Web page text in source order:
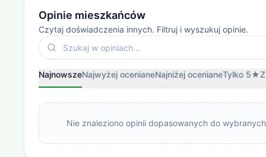
Opinie mieszkańców
Czytaj doświadczenia innych. Filtruj i wyszukuj opinie.
NajnowszeNajwyżej ocenianeNajniżej ocenianeTylko 5★
Nie znaleziono opinii dopasowanych do